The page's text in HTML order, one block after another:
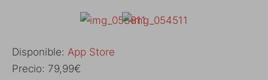
Disponible: App Store
Precio: 79,99€